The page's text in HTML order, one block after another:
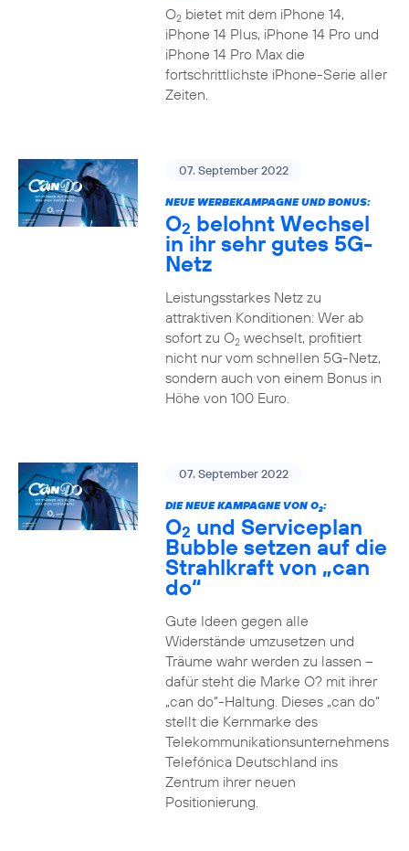
O2bietet mit dem iPhone 14,
iPhone 14 Plus, iPhone 14 Pro und
iPhone 14 Pro Max die
fortschrittlichste iPhone-Serie aller
Zeiten.
07. September 2022
NEUE WERBEKAMPAGNE UND BONUS:
O2 belohnt Wechsel
in ihr sehr gutes 5G-
Netz
Leistungsstarkes Netz zu
attraktiven Konditionen: Wer ab
sofort zu O2wechselt, profitiert
nicht nur vom schnellen 5G-Netz,
sondern auch von einem Bonus in
Höhe von 100 Euro.
07. September 2022
DIE NEUE KAMPAGNE VON O2:
O2 und Serviceplan
Bubble setzen auf die
Strahlkraft von „can
do“
Gute Ideen gegen alle
Widerstände umzusetzen und
Träume wahr werden zu lassen –
dafür steht die Marke O? mit ihrer
„can do“-Haltung. Dieses „can do“
stellt die Kernmarke des
Telekommunikationsunternehmens
Telefónica Deutschland ins
Zentrum ihrer neuen
Positionierung.